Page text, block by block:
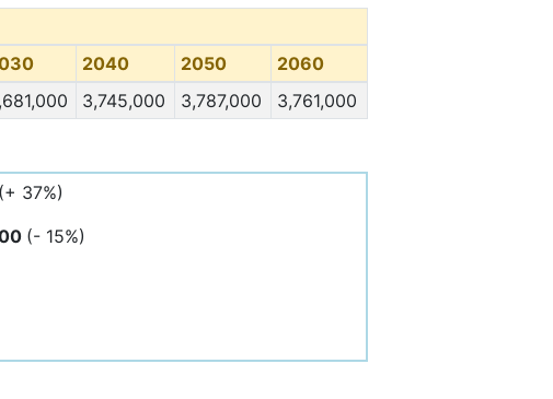
2040 2050
2060
3,745,000 3,787,000 3,761,000
(+ 37%)
(- 15%)